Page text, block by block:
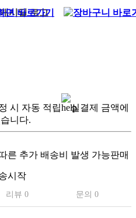
시 자동 적립
실결제 금액에
니다.
른 추가 배송비 발생 가능판매
시작
리뷰 0 문의 0